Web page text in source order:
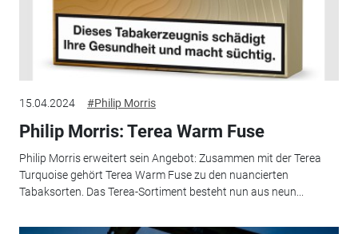
15.04.2024 #Philip Morris
Philip Morris: Terea Warm Fuse
Philip Morris erweitert sein Angebot: Zusammen mit der Terea
Turquoise gehört Terea Warm Fuse zu den nuancierten
Tabaksorten. Das Terea-Sortiment besteht nun aus neun...